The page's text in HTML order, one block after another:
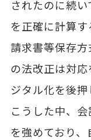
されたのに続
を正確に計算
請求書等保存
の法改正は対
ジタル化を後押
こうした中、
を強めており